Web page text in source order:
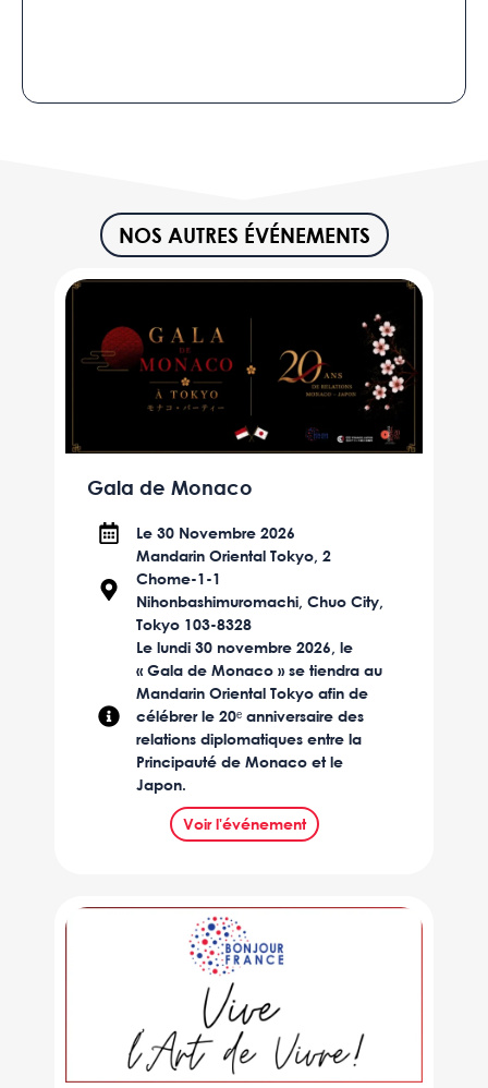
NOS AUTRES ÉVÉNEMENTS
Gala de Monaco
Le 30 Novembre 2026
Mandarin Oriental Tokyo, 2
Chome-1-1
Nihonbashimuromachi, Chuo City,
Tokyo 103-8328
Le lundi 30 novembre 2026, le
« Gala de Monaco » se tiendra au
Mandarin Oriental Tokyo afin de
célébrer le 20ᵉ anniversaire des
relations diplomatiques entre la
Principauté de Monaco et le
Japon.
Voir l'événement